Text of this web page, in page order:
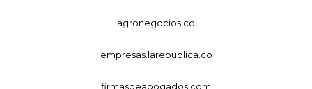
agronegocios.co
empresas.larepublica.co
firmasdeabogados.com